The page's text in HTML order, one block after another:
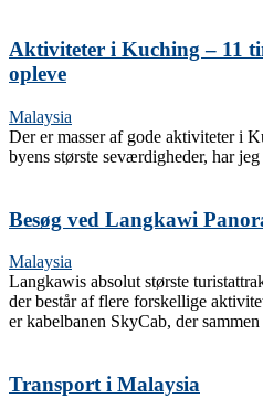
Aktiviteter i Kuching – 11
opleve
Malaysia
Der er masser af gode aktiviteter i
byens største seværdigheder, har
Besøg ved Langkawi
Malaysia
Langkawis absolut største
der består af flere forskellige
er kabelbanen SkyCab, der
Transport i Malaysia